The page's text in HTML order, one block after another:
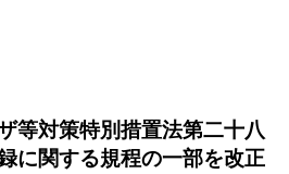
等対策特別措置法第二十八
に関する規程の一部を改正